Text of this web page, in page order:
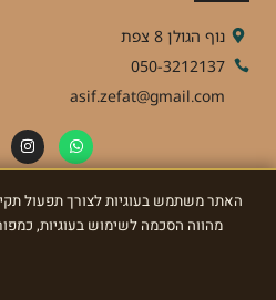
האתר משתמש בעוגיות לצורך תפעול
מהווה הסכמה לשימוש בעוגיות,
נוף הגולן 8 צפת
050-3212137
asif.zefat@gmail.com
ניוזלטר